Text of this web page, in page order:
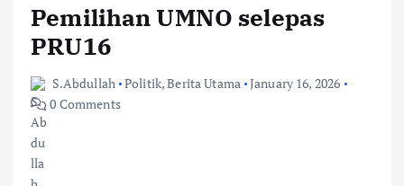
Pemilihan UMNO selepas
PRU16
S.Abdullah Politik,Berita Utama January 16, 2026
0 Comments